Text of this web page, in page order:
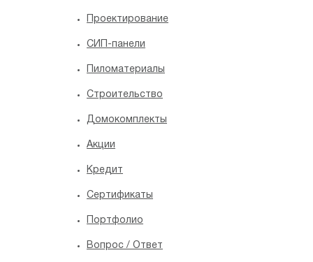
Проектирование
СИП-панели
Пиломатериалы
Строительство
Домокомплекты
Акции
Кредит
Сертификаты
Портфолио
Вопрос / Ответ